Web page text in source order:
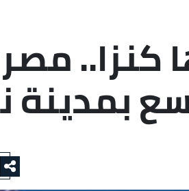
كنزا..
بمدينة